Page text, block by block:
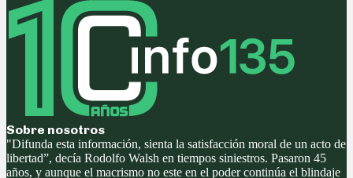
Sobre nosotros
"Difunda esta información, sienta la satisfacción moral de un acto de
libertad”, decía Rodolfo Walsh en tiempos siniestros. Pasaron 45
años, y aunque el macrismo no este en el poder continúa el blindaje